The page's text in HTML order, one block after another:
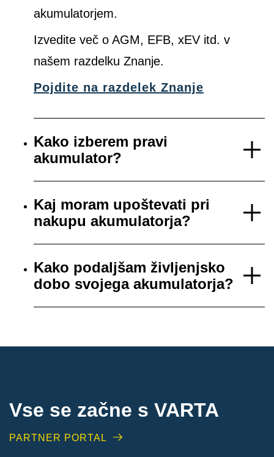
akumulatorjem.
Izvedite več o AGM, EFB, xEV itd. v
našem razdelku Znanje.
Pojdite na razdelek Znanje
Kako izberem pravi
akumulator?
Kaj moram upoštevati pri
nakupu akumulatorja?
Kako podaljšam življenjsko
dobo svojega akumulatorja?
Vse se začne s VARTA
PARTNER PORTAL